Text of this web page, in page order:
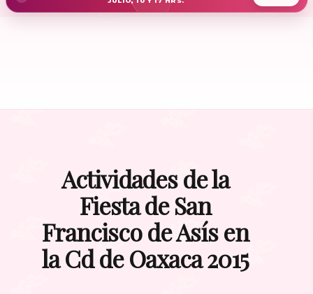
Actividades de la
Fiesta de San
Francisco de Asís en
la Cd de Oaxaca 2015